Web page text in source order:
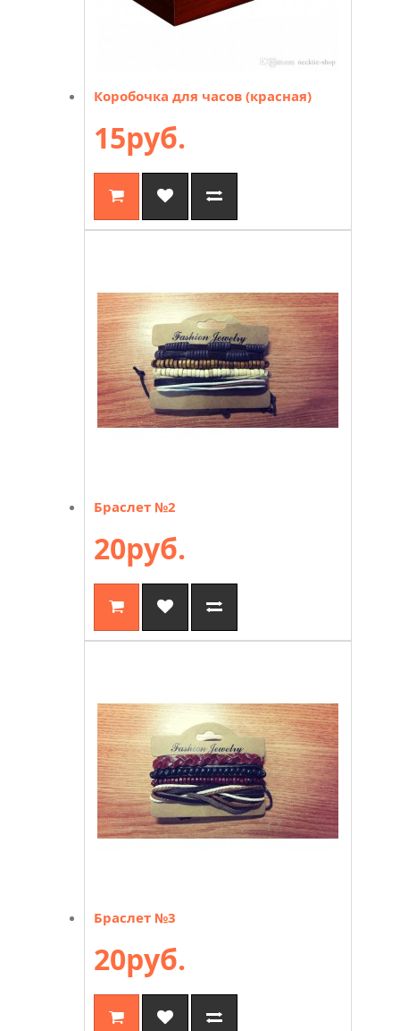
Коробочка для часов (красная)
15руб.
Браслет №2
20руб.
Браслет №3
20руб.